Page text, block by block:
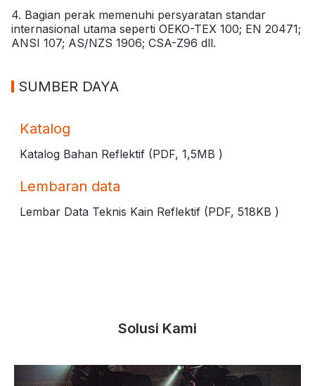
4. Bagian perak memenuhi persyaratan standar
internasional utama seperti OEKO-TEX 100; EN 20471;
ANSI 107; AS/NZS 1906; CSA-Z96 dll.
SUMBER DAYA
Katalog
Katalog Bahan Reflektif (PDF, 1,5MB )
Lembaran data
Lembar Data Teknis Kain Reflektif (PDF, 518KB )
Solusi Kami